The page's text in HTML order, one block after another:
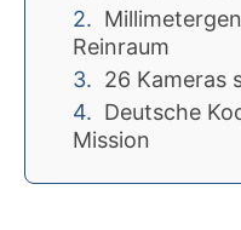
Reinraum
26 Kameras
Deutsche
Mission